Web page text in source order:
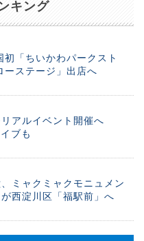
キング
「ちいかわパークスト
ーステージ」出店へ
アルイベント開催へ
ブも
ミャクミャクモニュメン
西淀川区「福駅前」へ